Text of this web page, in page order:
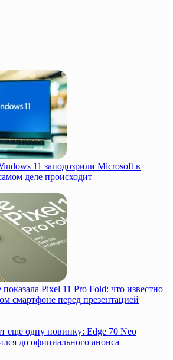
11 заподозрили Microsoft в
деле происходит
Pixel 11 Pro Fold: что известно
смартфоне перед презентацией
еще одну новинку: Edge 70 Neo
до официального анонса